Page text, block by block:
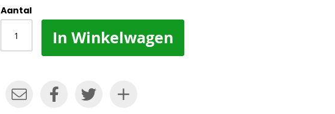
Aantal
In Winkelwagen